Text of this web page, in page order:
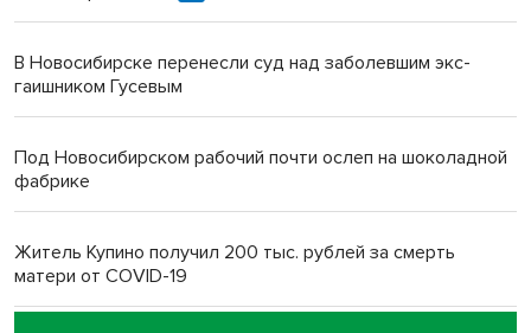
В Новосибирске перенесли суд над заболевшим экс-
гаишником Гусевым
Под Новосибирском рабочий почти ослеп на шоколадной
фабрике
Житель Купино получил 200 тыс. рублей за смерть
матери от COVID-19